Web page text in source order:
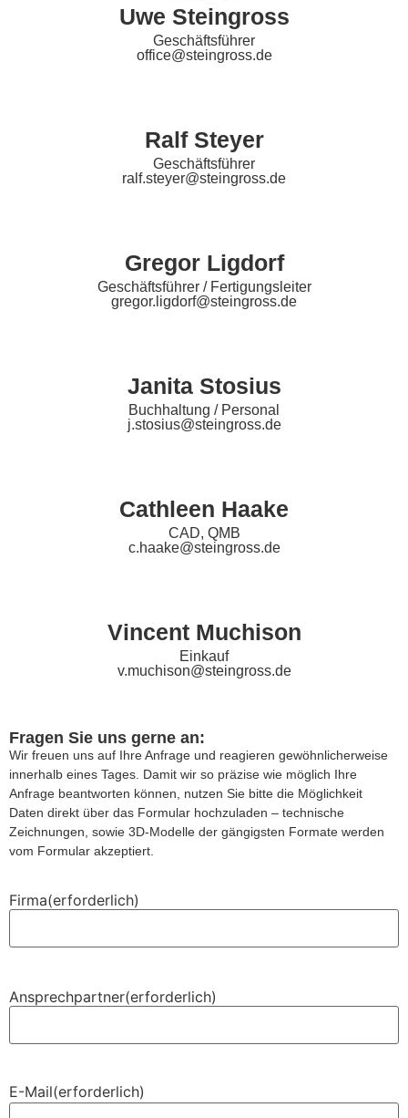
Uwe Steingross
Geschäftsführer
office@steingross.de
Ralf Steyer
Geschäftsführer
ralf.steyer@steingross.de
Gregor Ligdorf
Geschäftsführer / Fertigungsleiter
gregor.ligdorf@steingross.de
Janita Stosius
Buchhaltung / Personal
j.stosius@steingross.de
Cathleen Haake
CAD, QMB
c.haake@steingross.de
Vincent Muchison
Einkauf
v.muchison@steingross.de
Fragen Sie uns gerne an:
Wir freuen uns auf Ihre Anfrage und reagieren gewöhnlicherweise
innerhalb eines Tages. Damit wir so präzise wie möglich Ihre
Anfrage beantworten können, nutzen Sie bitte die Möglichkeit
Daten direkt über das Formular hochzuladen – technische
Zeichnungen, sowie 3D-Modelle der gängigsten Formate werden
vom Formular akzeptiert.
Firma(erforderlich)
Ansprechpartner(erforderlich)
E-Mail(erforderlich)